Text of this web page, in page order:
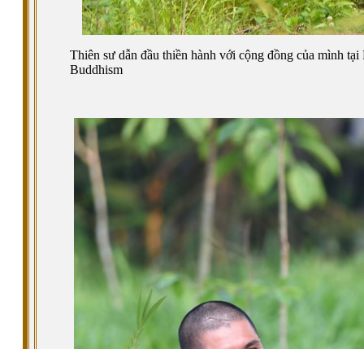
Thiên sư dẫn đầu thiền hành với cộng đồng của mình
Buddhism